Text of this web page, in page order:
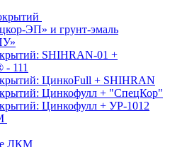
ЭП» и грунт-эмаль
SHIHRAN-01 +
111
ЦинкоFull + SHIHRAN
Цинкофулл + "СпецКор"
Цинкофулл + УР-1012
ЛКМ